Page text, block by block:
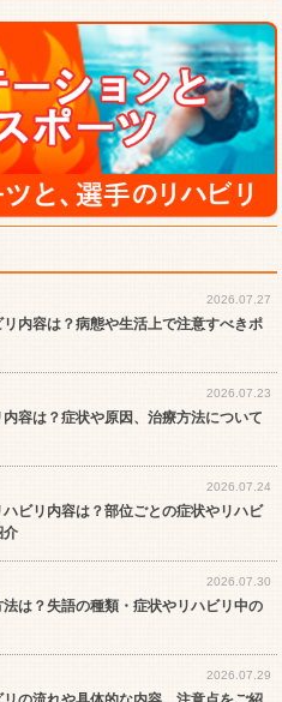
2026.07.27
内容は？病態や生活上で注意すべきポ
2026.07.23
容は？症状や原因、治療方法について
2026.07.24
ビリ内容は？部位ごとの症状やリハビ
介
2026.07.30
は？失語の種類・症状やリハビリ中の
2026.07.29